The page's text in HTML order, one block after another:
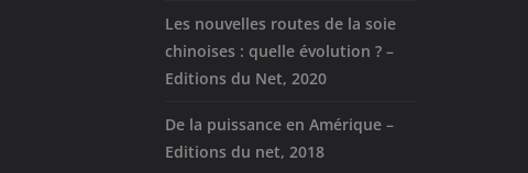
Les nouvelles routes de la soie
chinoises : quelle évolution ? –
Editions du Net, 2020
De la puissance en Amérique –
Editions du net, 2018